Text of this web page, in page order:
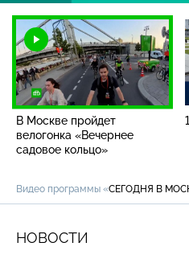
В Москве пройдет
велогонка «Вечернее
садовое кольцо»
Видео программы «СЕГОДНЯ В
НОВОСТИ